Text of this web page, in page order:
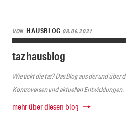
VON HAUSBLOG 08.06.2021
taz hausblog
Wie tickt die taz? Das Blog aus der und über
Kontroversen und aktuellen Entwicklungen.
mehr über diesen blog